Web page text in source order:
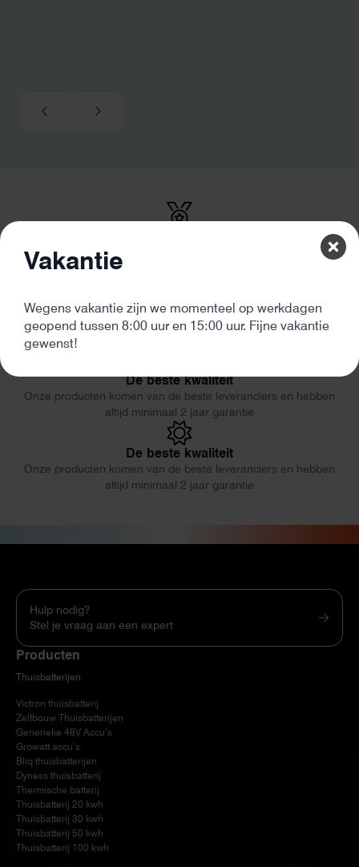
Onze producten komen van de beste leveranciers en hebben
altijd minimaal 2 jaar garantie
Eerlijk en deskundig advies
Onze producten komen van de beste leveranciers en hebben
De beste kwaliteit
Onze producten komen van de beste leveranciers en hebben
altijd minimaal 2 jaar garantie
De beste kwaliteit
Onze producten komen van de beste leveranciers en hebben
altijd minimaal 2 jaar garantie
Hulp nodig?
Stel je vraag aan een expert
Producten
Thuisbatterijen
Victron thuisbatterij
Zelfbouw Thuisbatterijen
Generieke 48V Accu’s
Growatt accu’s
Bliq thuisbatterijen
Dyness thuisbatterij
Thermische batterij
Thuisbatterij 20 kwh
Thuisbatterij 30 kwh
Thuisbatterij 50 kwh
Thuisbatterij 100 kwh
Vakantie
Wegens vakantie zijn we momenteel op werkdagen
geopend tussen 8:00 uur en 15:00 uur. Fijne vakantie
gewenst!